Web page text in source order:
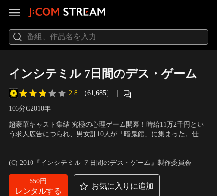
インシテミル 7日間のデス・ゲーム
2.8 （61,685） ｜
106分G2010年
超豪華キャスト集結 究極の心理ゲーム開幕！時給11万2千円とい
う求人広告につられ、男女計10人が「暗鬼館」に集まった。仕事
ければ全員に1,600万円以上の大金が手に入るはずだった…。
(C) 2010『インシテミル ７日間のデス・ゲーム』製作委員会
550円
レンタルする
お気に入りに追加